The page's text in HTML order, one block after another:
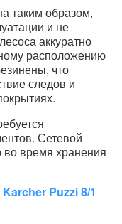
таким образом,
и не
аккуратно
расположению
что
следов и
Сетевой
во время хранения
Puzzi 8/1